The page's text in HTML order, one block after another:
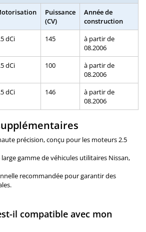
Puissance
(CV)
Année de
construction
dCi 145
à partir de
08.2006
dCi 100
à partir de
08.2006
dCi 146
à partir de
08.2006
précision, conçu pour les moteurs 2.5
gamme de véhicules utilitaires Nissan,
recommandée pour garantir des
il compatible avec mon